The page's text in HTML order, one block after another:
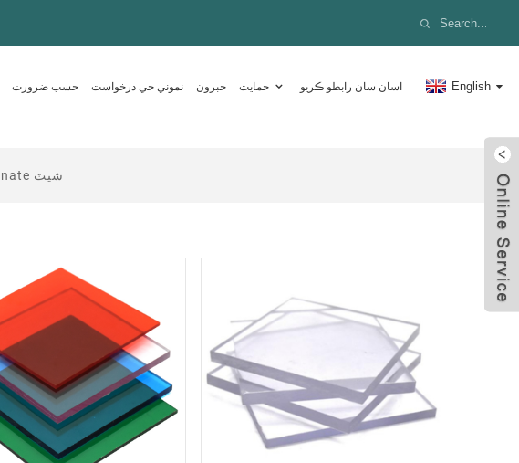
حسب ضرورت نموني جي درخواست خبرون حمايت اسان سان رابطو ڪريو English
فنڪشن Polycarbonate شيٽ